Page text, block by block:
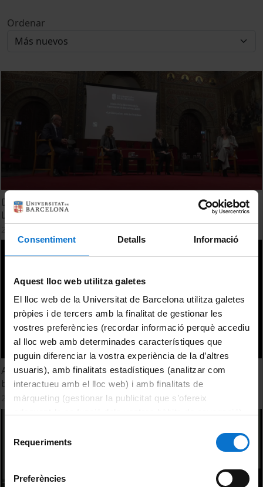
Consentiment Detalls Informació
Aquest lloc web utilitza galetes
El lloc web de la Universitat de Barcelona utilitza galetes
pròpies i de tercers amb la finalitat de gestionar les
vostres preferències (recordar informació perquè accediu
al lloc web amb determinades característiques que
puguin diferenciar la vostra experiència de la d’altres
usuaris), amb finalitats estadístiques (analitzar com
interactueu amb el lloc web) i amb finalitats de
màrqueting (gestionar la publicitat que s’ofereix
consultar laPolítica de galetes del lloc web de la
Requeriments
Preferències
Ordenar
Diada de la Memòria de la Universitat de Barcelona 2026:
La Universitat, sota les bombes
Acte del IV Dia de la Memòria UB: La Universitat sota les
bombes
26 Enero, 2026